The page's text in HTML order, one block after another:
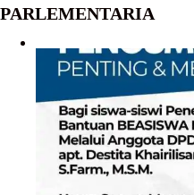
PARLEMENTARIA